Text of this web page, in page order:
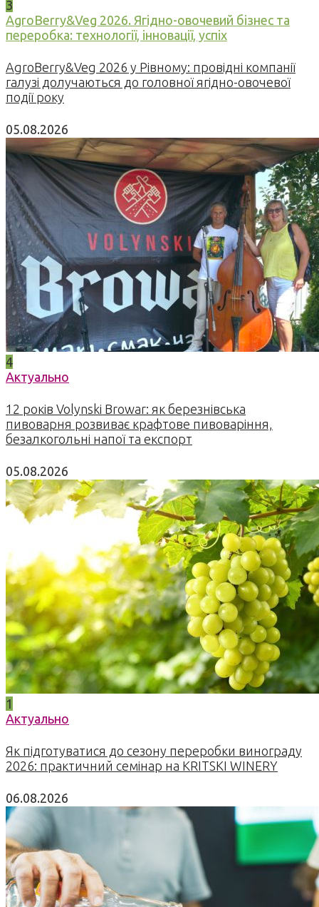
3
AgroBerry&Veg 2026. Ягідно-овочевий бізнес та
переробка: технології, інновації, успіх
AgroBerry&Veg 2026 у Рівному: провідні компанії
галузі долучаються до головної ягідно-овочевої
події року
05.08.2026
4
Актуально
12 років Volynski Browar: як березнівська
пивоварня розвиває крафтове пивоваріння,
безалкогольні напої та експорт
05.08.2026
1
Актуально
Як підготуватися до сезону переробки винограду
2026: практичний семінар на KRITSKI WINERY
06.08.2026